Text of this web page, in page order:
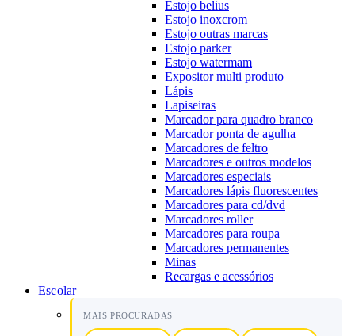
Estojo belius
Estojo inoxcrom
Estojo outras marcas
Estojo parker
Estojo watermam
Expositor multi produto
Lápis
Lapiseiras
Marcador para quadro branco
Marcador ponta de agulha
Marcadores de feltro
Marcadores e outros modelos
Marcadores especiais
Marcadores lápis fluorescentes
Marcadores para cd/dvd
Marcadores roller
Marcadores para roupa
Marcadores permanentes
Minas
Recargas e acessórios
Escolar
MAIS PROCURADAS